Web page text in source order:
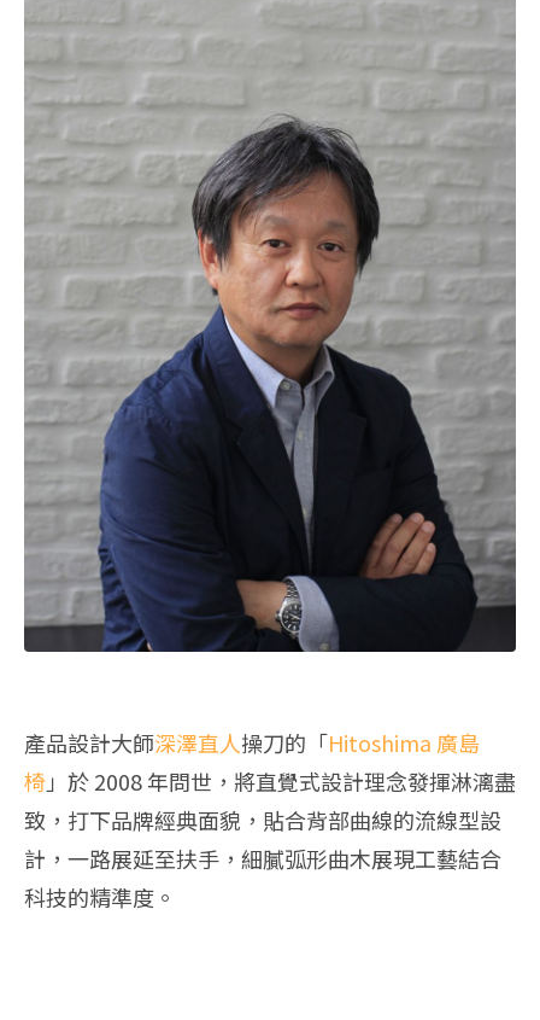
產品設計大師深澤直人操刀的「Hitoshima 廣島
椅」於 2008 年問世，將直覺式設計理念發揮淋漓盡
致，打下品牌經典面貌，貼合背部曲線的流線型設
計，一路展延至扶手，細膩弧形曲木展現工藝結合
科技的精準度。